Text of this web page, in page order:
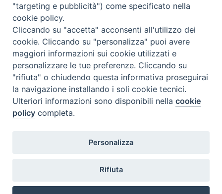
"targeting e pubblicità") come specificato nella
cookie policy.
Cliccando su "accetta" acconsenti all'utilizzo dei
cookie. Cliccando su "personalizza" puoi avere
maggiori informazioni sui cookie utilizzati e
personalizzare le tue preferenze. Cliccando su
"rifiuta" o chiudendo questa informativa proseguirai
la navigazione installando i soli cookie tecnici.
Ulteriori informazioni sono disponibili nellacookie
policy completa.
Personalizza
Rifiuta